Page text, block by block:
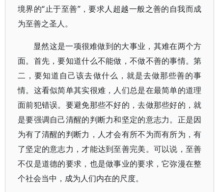
境界的“止于至善”，要求人超越一般之善的自我而成
为至善之圣人。
显然这是一项很难做到的大事业，其难在两个方
面。首先，要知道什么不能做，不做不善的事情。第
二，要知道自己该去做什么，就是去做那些善的事
情。这看似简单其实很难，人们总是在最简单的道理
面前犯错误。要避免那些不好的，去做那些好的，就
是要强调自己清醒的判断力和坚定的意志力。正是因
为有了清醒的判断力，人才会有所不为而有所为，有
了坚定的意志力，才能达到至善完美。可以说，至善
不仅是道德的要求，也是做事业的要求，它弥漫在整
个社会当中，成为人们内在的尺度。